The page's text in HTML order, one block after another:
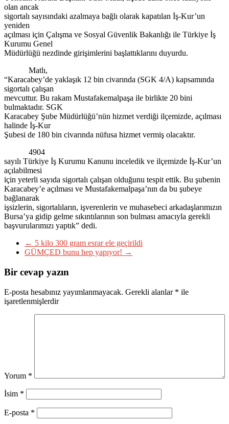
olan ancak
sigortalı sayısındaki azalmaya bağlı olarak kapatılan İş-Kur’un
yeniden
açılması için Çalışma ve Sosyal Güvenlik Bakanlığı ile Türkiye İş
Kurumu Genel
Müdürlüğü nezdinde girişimlerini başlattıklarını duyurdu.
Matlı,
“Karacabey’de yaklaşık 12 bin civarında (SGK 4/A) kapsamında
sigortalı çalışan
mevcuttur. Bu rakam Mustafakemalpaşa ile birlikte 20 bini
bulmaktadır. SGK
Karacabey Şube Müdürlüğü’nün hizmet verdiği ilçemizde, açılması
halinde İş-Kur
Şubesi de 180 bin civarında nüfusa hizmet vermiş olacaktır.
4904
sayılı Türkiye İş Kurumu Kanunu inceledik ve ilçemizde İş-Kur’un
açılabilmesi
için yeterli sayıda sigortalı çalışan olduğunu tespit ettik. Bu şubenin
Karacabey’e açılması ve Mustafakemalpaşa’nın da bu şubeye
bağlanarak
işsizlerin, sigortalıların, işverenlerin ve muhasebeci arkadaşlarımızın
Bursa’ya gidip gelme sıkıntılarının son bulması amacıyla gerekli
başvurularımızı yaptık” dedi.
← 5 kilo 300 gram esrar ele geçirildi
GÜMÇED bunu hep yapıyor! →
Bir cevap yazın
E-posta hesabınız yayımlanmayacak. Gerekli alanlar * ile
işaretlenmişlerdir
Yorum *
İsim *
E-posta *